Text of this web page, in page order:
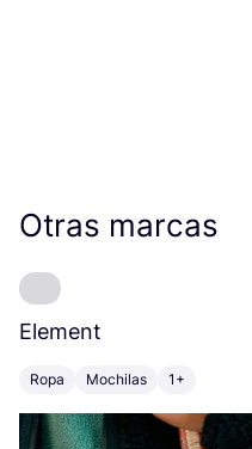
Otras marcas
Element
Ropa Mochilas 1+